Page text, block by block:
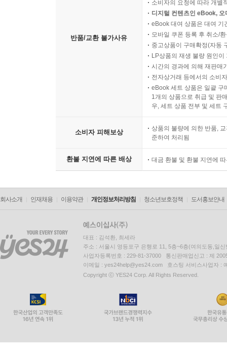
반품/교환 불가사유
소비자의 요청에 따라 개별
디지털 컨텐츠인 eBook,
eBook 대여 상품은 대여 기
모바일 쿠폰 등록 후 취소/
중고상품이 구매확정(자동
LP상품의 재생 불량 원인
시간의 경과에 의해 재판매
전자상거래 등에서의 소비
eBook 세트 상품은 일괄 구
1개의 상품으로 취급 및 판
우, 세트 상품 전부 및 세트
소비자 피해보상
상품의 불량에 의한 반품,
준하여 처리됨
환불 지연에 따른 배상 대금 환불 및 환불 지연에
회사소개 인재채용 이용약관 개인정보처리방침 청소년보호정책 도서홍보안내
대표 : 김석환, 최세라
주소 : 서울시 영등포구 은행로 11, 5층~6층(여의도동,일신
사업자등록번호 : 229-81-37000 통신판매업신고 : 제
이메일 : yes24help@yes24.com 호스팅 서비스사업자 :
Copyright ⓒ YES24 Corp. All Rights Reserved.